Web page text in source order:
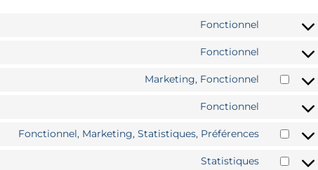
Fonctionnel
Fonctionnel
Marketing, Fonctionnel
Fonctionnel
Fonctionnel, Marketing, Statistiques, Préférences
Statistiques